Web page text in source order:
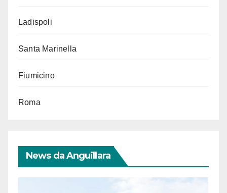
Ladispoli
Santa Marinella
Fiumicino
Roma
News da Anguillara